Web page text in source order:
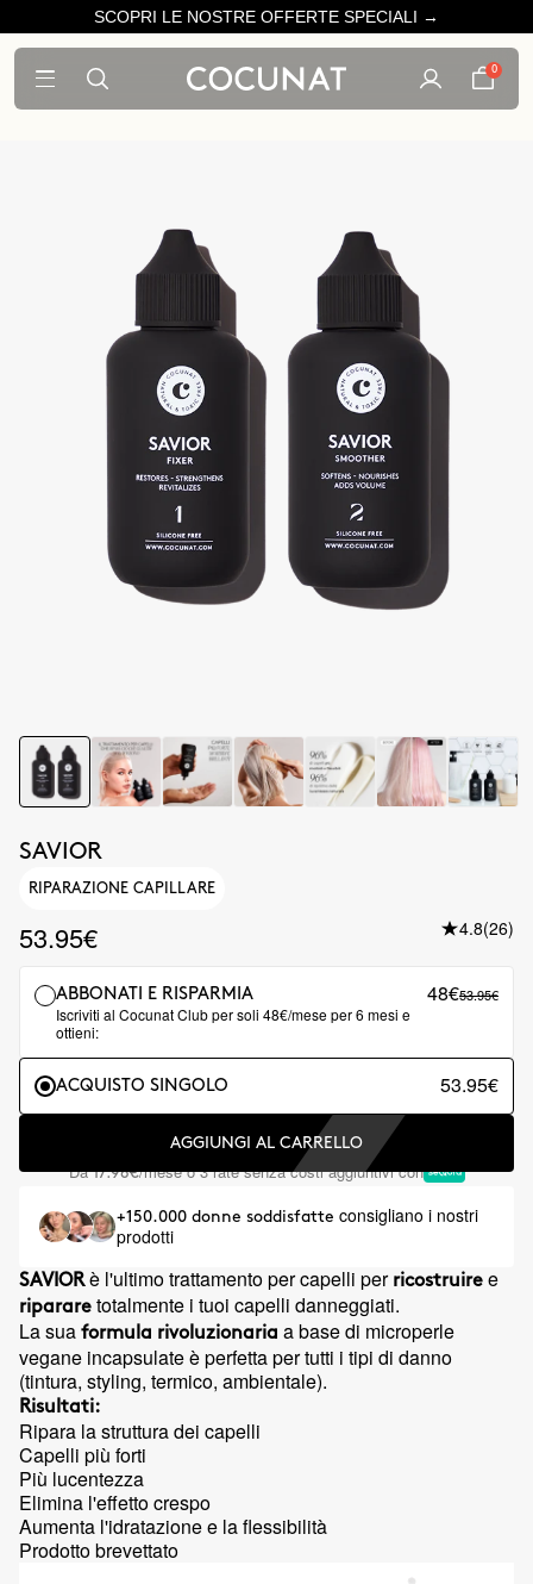
SCOPRI LE NOSTRE OFFERTE SPECIALI →
0
SAVIOR
RIPARAZIONE CAPILLARE
53.95€ 4.8(26)
ABBONATI E RISPARMIA
Iscriviti al Cocunat Club per soli 48€/mese per 6 mesi e
ottieni:
48€53.95€
ACQUISTO SINGOLO 53.95€
AGGIUNGI AL CARRELLO
Da17.98€/mese o 3 rate senza costi aggiuntivi con
+150.000 donne soddisfatte consigliano i nostri
prodotti
SAVIORè l'ultimo trattamento per capelli per ricostruire e
riparare totalmente i tuoi capelli danneggiati.
La sua formula rivoluzionaria a base di microperle
vegane incapsulate è perfetta per tutti i tipi di danno
(tintura, styling, termico, ambientale).
Risultati:
Ripara la struttura dei capelli
Capelli più forti
Più lucentezza
Elimina l'effetto crespo
Aumenta l'idratazione e la flessibilità
Prodotto brevettato